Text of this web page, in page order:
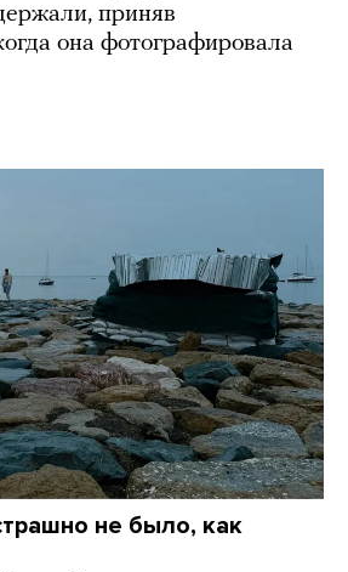
приняв
она фотографировала
не было, как